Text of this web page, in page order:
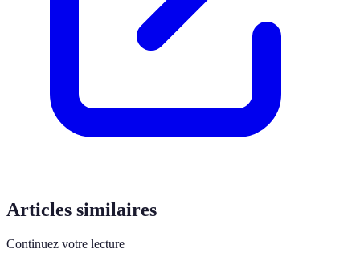
Articles similaires
Continuez votre lecture